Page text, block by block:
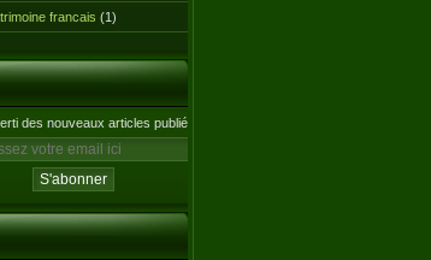
francais (1)
des nouveaux articles publiés.